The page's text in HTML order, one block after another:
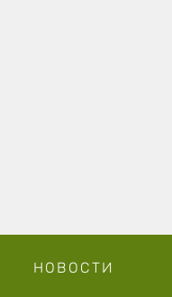
НОВОСТИ